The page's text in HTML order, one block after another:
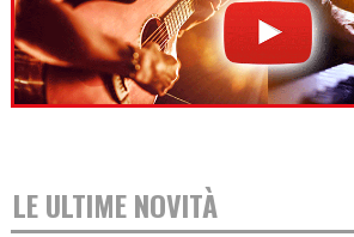
LE ULTIME NOVITÀ